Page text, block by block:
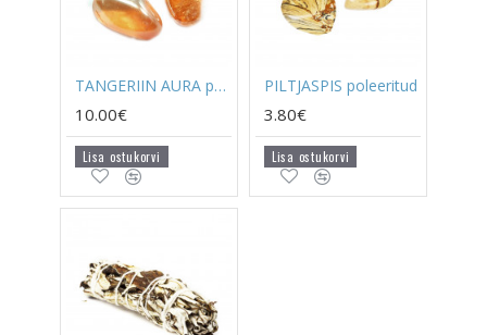
TANGERIIN AURA poleeritud
10.00€
Lisa ostukorvi
PILTJASPIS poleeritud
3.80€
Lisa ostukorvi